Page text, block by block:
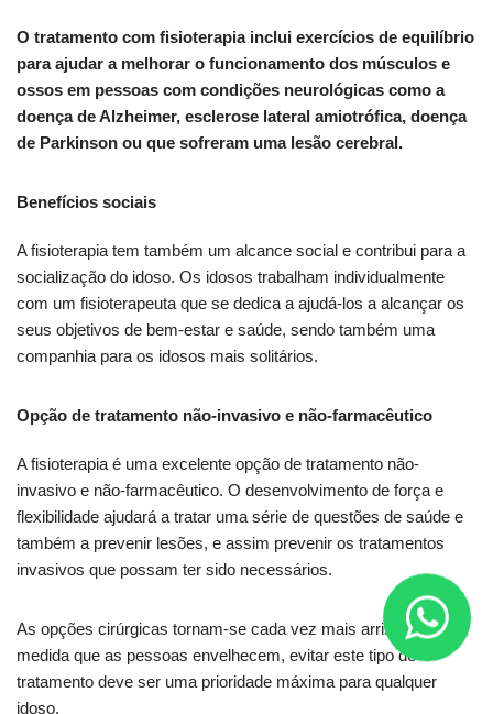
O tratamento com fisioterapia inclui exercícios de equilíbrio
para ajudar a melhorar o funcionamento dos músculos e
ossos em pessoas com condições neurológicas como a
doença de Alzheimer, esclerose lateral amiotrófica, doença
de Parkinson ou que sofreram uma lesão cerebral.
Benefícios sociais
A fisioterapia tem também um alcance social e contribui para a
socialização do idoso. Os idosos trabalham individualmente
com um fisioterapeuta que se dedica a ajudá-los a alcançar os
seus objetivos de bem-estar e saúde, sendo também uma
companhia para os idosos mais solitários.
Opção de tratamento não-invasivo e não-farmacêutico
A fisioterapia é uma excelente opção de tratamento não-
invasivo e não-farmacêutico. O desenvolvimento de força e
flexibilidade ajudará a tratar uma série de questões de saúde e
também a prevenir lesões, e assim prevenir os tratamentos
invasivos que possam ter sido necessários.
As opções cirúrgicas tornam-se cada vez mais arriscadas à
medida que as pessoas envelhecem, evitar este tipo de
tratamento deve ser uma prioridade máxima para qualquer
idoso.